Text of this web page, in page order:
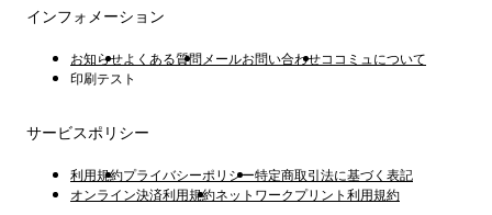
インフォメーション
お知らせよくある質問 メールお問い合わせココミュについて
印刷テスト
サービスポリシー
利用規約プライバシーポリシー特定商取引法に基づく表記
オンライン決済利用規約ネットワークプリント利用規約